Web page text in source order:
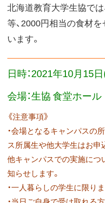
北海道教育大学生協で
等、2000円相当の食材
います。
日時：2021年10月
会場：生協 食堂ホール
《注意事項》
・会場となるキャンパスの
ス所属生や他大学生はお申
他キャンパスでの実施につ
知らせします。
・一人暮らしの学生に限りま